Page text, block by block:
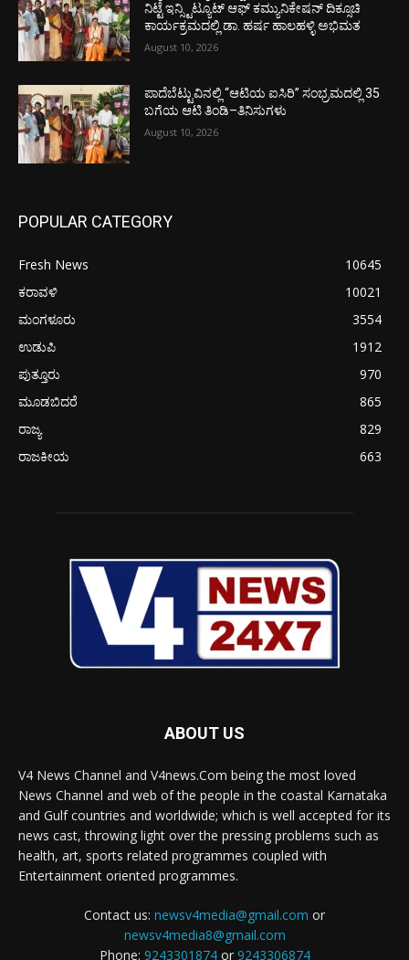
ನಿಟ್ಟೆ ಇನ್ಸ್ಟಿಟ್ಯೂಟ್ ಆಫ್ ಕಮ್ಯುನಿಕೇಷನ್ ದಿಕ್ಸೂಚಿ
ಕಾರ್ಯಕ್ರಮದಲ್ಲಿ ಡಾ. ಹರ್ಷ ಹಾಲಹಳ್ಳಿ ಅಭಿಮತ
August 10, 2026
ಪಾದೆಬೆಟ್ಟುವಿನಲ್ಲಿ “ಆಟಿಯ ಐಸಿರಿ’’ ಸಂಭ್ರಮದಲ್ಲಿ 35
ಬಗೆಯ ಆಟಿ ತಿಂಡಿ–ತಿನಿಸುಗಳು
August 10, 2026
POPULAR CATEGORY
Fresh News
10645
ಕರಾವಳಿ
10021
ಮಂಗಳೂರು
3554
ಉಡುಪಿ
1912
ಪುತ್ತೂರು
970
ಮೂಡಬಿದರೆ
865
ರಾಜ್ಯ
829
ರಾಜಕೀಯ
663
ABOUT US
V4 News Channel and V4news.Com being the most loved
News Channel and web of the people in the coastal Karnataka
and Gulf countries and worldwide; which is well accepted for its
news cast, throwing light over the pressing problems such as
health, art, sports related programmes coupled with
Entertainment oriented programmes.
Contact us: newsv4media@gmail.com or
newsv4media8@gmail.com
Phone: 9243301874or 9243306874